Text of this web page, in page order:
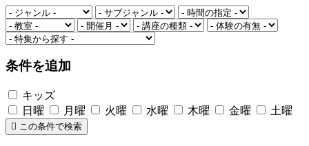
条件を追加
キッズ
日曜
月曜 火曜 水曜 木曜 金曜 土曜
この条件で検索